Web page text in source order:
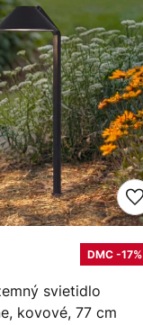
svietidlo
kovové, 77 cm
DMC -17%